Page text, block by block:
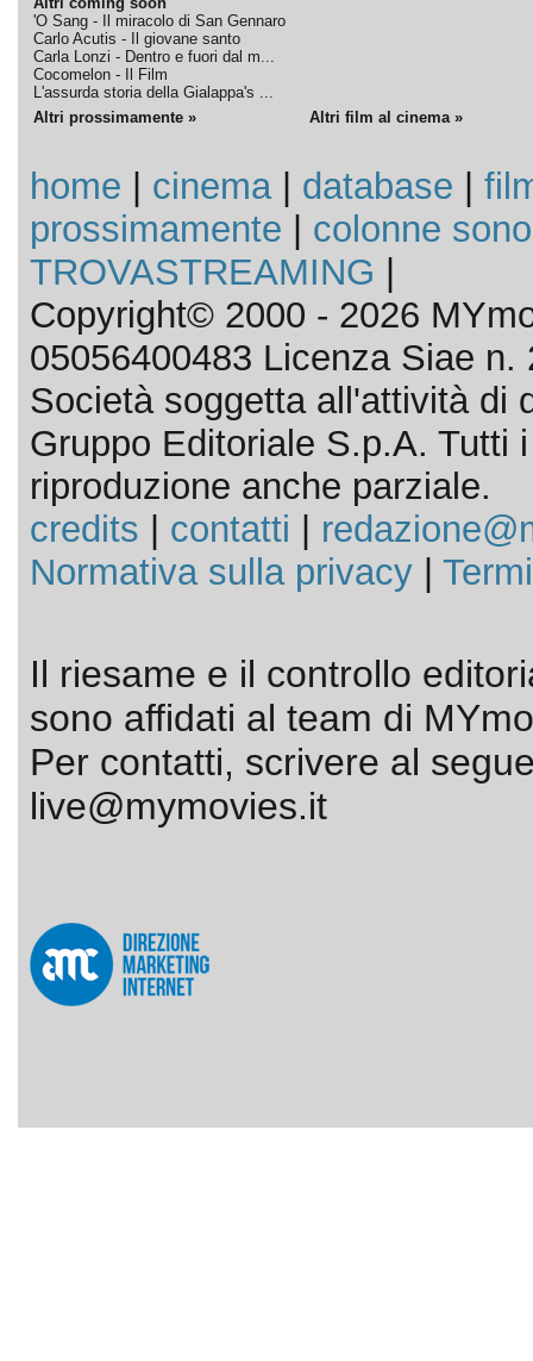
'O Sang - Il miracolo di San Gennaro
Carlo Acutis - Il giovane santo
Carla Lonzi - Dentro e fuori dal m...
Cocomelon - Il Film
L'assurda storia della Gialappa's ...
Altri prossimamente »
Altri film al cinema »
home cinema| database
prossimamente
colonne
TROVASTREAMING
Copyright© 2000 - 2026
05056400483 Licenza Siae n.
Società soggetta all'attività di
Gruppo Editoriale S.p.A. Tutti
riproduzione anche parziale.
credits
contatti
Normativa sulla privacy|
Il riesame e il controllo
sono affidati al team di
Per contatti, scrivere al
live@mymovies.it